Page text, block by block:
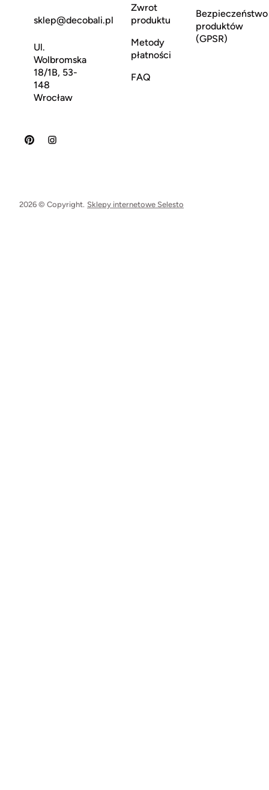
sklep@decobali.pl
Ul.
Wolbromska
18/1B, 53-
148
Wrocław
Zwrot
produktu
Metody
płatności
FAQ
Bezpieczeństwo
produktów
(GPSR)
2026 © Copyright. Sklepy internetowe Selesto